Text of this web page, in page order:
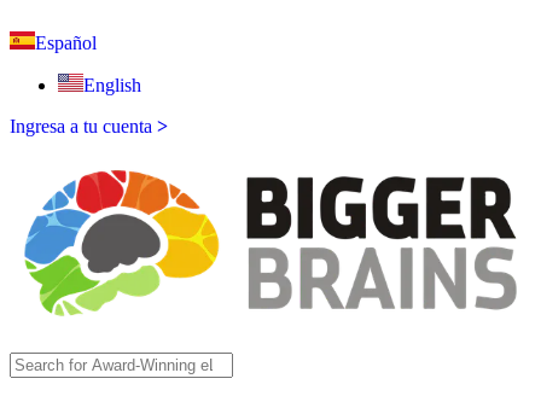
Español
English
Ingresa a tu cuenta >